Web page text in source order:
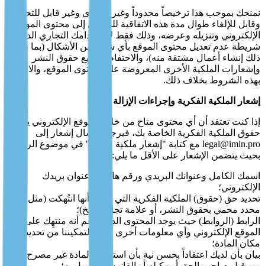
نمنحك بموجب هذا ترخيصاً محدوداً وغير حصري وغير قابل للتحويل
وقابل للإلغاء طوال مدة هذه الاتفاقية للوصول إلى محتوى الموقع
الإلكتروني وتنزيله وعرضه، وذلك فقط لاستخدامك التجاري الداخلي،
شريطة عدم تعديل محتوى الموقع بأي شكل من الأشكال (بما في
ذلك إنشاء أعمال مشتقة منه)، والاحتفاظ بجميع حقوق النشر
وإشعارات الملكية الأخرى المعروضة على محتوى الموقع، والالتزام
بهذه الشروط بخلاف ذلك.
إشعار الملكية الفكرية وإجراءات الإزالة
إذا كنت تعتقد أن أي محتوى متاح من خلال الموقع الإلكتروني ينتهك
حقوق الملكية الفكرية الخاصة بك، فيرجى إرسال إشعار إلى
legal@imin.pro مع كتابة "إشعار ملكية فكرية" في موضوع الرسالة
بحيث يتضمن الإشعار على الأقل ما يلي:
اسمك الكامل وعنوانك البريدي ورقم هاتفك وعنوان بريدك
الإلكتروني؛
تحديد حق (حقوق) الملكية الفكرية التي تدعي أنها انتُهكت (مثل عمل
محدد محمي بحقوق النشر، أو علامة تجارية، إلخ)؛
الرابط (الروابط) حيث يوجد المحتوى الذي يُزعم أنه منتهِك على
الموقع الإلكتروني وأي معلومات أخرى كافية لتمكيننا من تحديد
مكان المادة؛
بيان بأن لديك اعتقاداً بحسن نية بأن استخدام المادة غير مصرح به